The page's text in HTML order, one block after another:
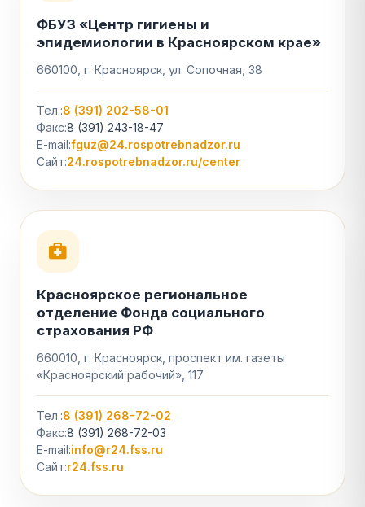
ФБУЗ «Центр гигиены и
эпидемиологии в Красноярском крае»
660100, г. Красноярск, ул. Сопочная, 38
Тел.:8 (391) 202-58-01
Факс:8 (391) 243-18-47
E-mail:fguz@24.rospotrebnadzor.ru
Сайт:24.rospotrebnadzor.ru/center
Красноярское региональное
отделение Фонда социального
страхования РФ
660010, г. Красноярск, проспект им. газеты
«Красноярский рабочий», 117
Тел.:8 (391) 268-72-02
Факс:8 (391) 268-72-03
E-mail:info@r24.fss.ru
Сайт:r24.fss.ru